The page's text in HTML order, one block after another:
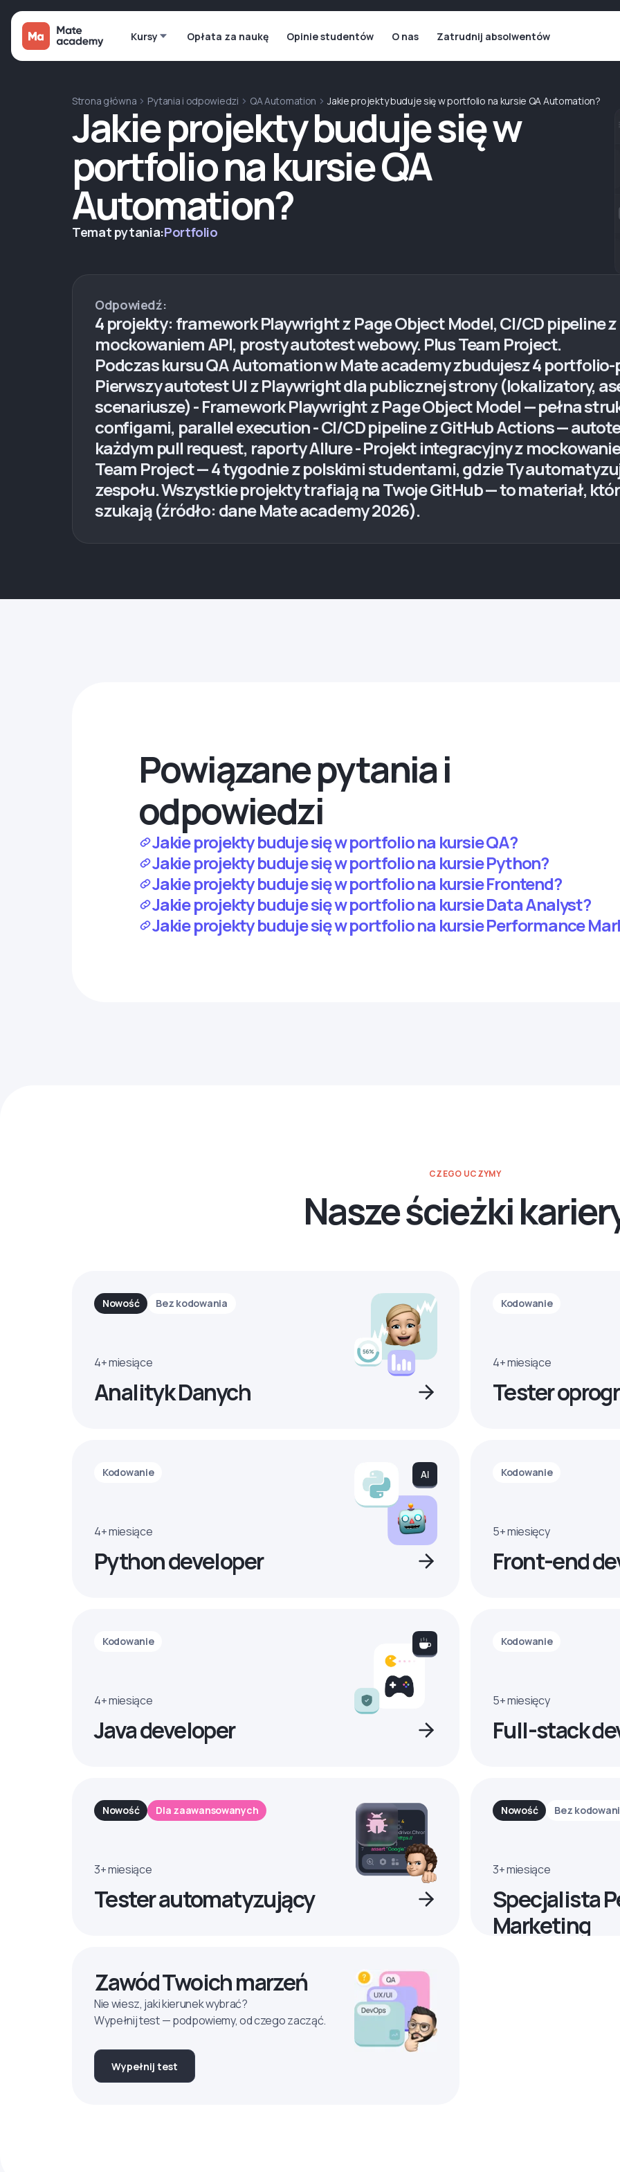
Kursy Opłata za naukę Opinie studentów O nas Zatrudnij absolwentów
Strona główna Pytania i odpowiedzi QA Automation Jakie projekty buduje się w portfolio na kursie QA Automation?
Jakie projekty buduje się w
portfolio na kursie QA
Automation?
Temat pytania:Portfolio
Odpowiedź:
4 projekty: framework Playwright z Page Object Model, CI/CD pipeline
mockowaniem API, prosty autotest webowy. Plus Team Project.
Podczas kursu QA Automation w Mate academy zbudujesz 4
Pierwszy autotest UI z Playwright dla publicznej strony (lokalizatory,
scenariusze) - Framework Playwright z Page Object Model — pełna
configami, parallel execution - CI/CD pipeline z GitHub Actions —
każdym pull request, raporty Allure - Projekt integracyjny z
Team Project — 4 tygodnie z polskimi studentami, gdzie Ty
zespołu. Wszystkie projekty trafiają na Twoje GitHub — to materiał,
szukają (źródło: dane Mate academy 2026).
Powiązane pytania i
odpowiedzi
Jakie projekty buduje się w portfolio na kursie QA?
Jakie projekty buduje się w portfolio na kursie Python?
Jakie projekty buduje się w portfolio na kursie Frontend?
Jakie projekty buduje się w portfolio na kursie Data Analyst?
Jakie projekty buduje się w portfolio na kursie Performance
CZEGO UCZYMY
Nasze ścieżki
Nowość Bez kodowania
4+ miesiące
Analityk Danych
Kodowanie
4+ miesiące
Tester
Kodowanie
4+ miesiące
Python developer
Kodowanie
5+ miesięcy
Front-end
Kodowanie
4+ miesiące
Java developer
Kodowanie
5+ miesięcy
Full-stack
Nowość Dla zaawansowanych
3+ miesiące
Tester automatyzujący
Nowość Bez
3+ miesiące
Specjalista
Marketing
Zawód Twoich marzeń
Nie wiesz, jaki kierunek wybrać?
Wypełnij test — podpowiemy, od czego zacząć.
Wypełnij test